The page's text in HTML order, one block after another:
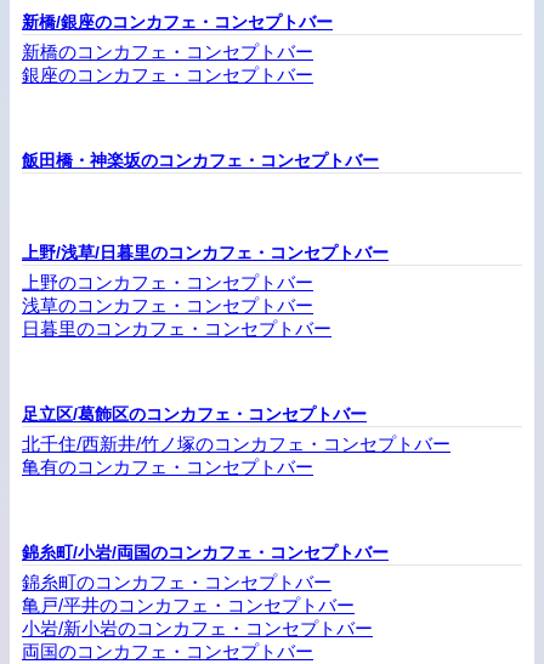
新橋/銀座のコンカフェ・コンセプトバー
新橋のコンカフェ・コンセプトバー
銀座のコンカフェ・コンセプトバー
飯田橋・神楽坂のコンカフェ・コンセプトバー
上野/浅草/日暮里のコンカフェ・コンセプトバー
上野のコンカフェ・コンセプトバー
浅草のコンカフェ・コンセプトバー
日暮里のコンカフェ・コンセプトバー
足立区/葛飾区のコンカフェ・コンセプトバー
北千住/西新井/竹ノ塚のコンカフェ・コンセプトバー
亀有のコンカフェ・コンセプトバー
錦糸町/小岩/両国のコンカフェ・コンセプトバー
錦糸町のコンカフェ・コンセプトバー
亀戸/平井のコンカフェ・コンセプトバー
小岩/新小岩のコンカフェ・コンセプトバー
両国のコンカフェ・コンセプトバー